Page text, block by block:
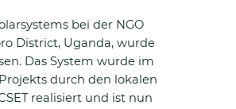
bei der NGO
District, Uganda, wurde
Das System wurde im
durch den lokalen
realisiert und ist nun